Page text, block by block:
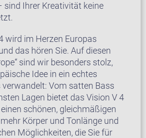
sind Ihrer Kreativität keine
wird im Herzen Europas
das hören Sie. Auf diesen
sind wir besonders stolz,
Idee in ein echtes
verwandelt: Vom satten Bass
Lagen bietet das Vision V 4
schönen, gleichmäßigen
Körper und Tonlänge und
Möglichkeiten, die Sie für